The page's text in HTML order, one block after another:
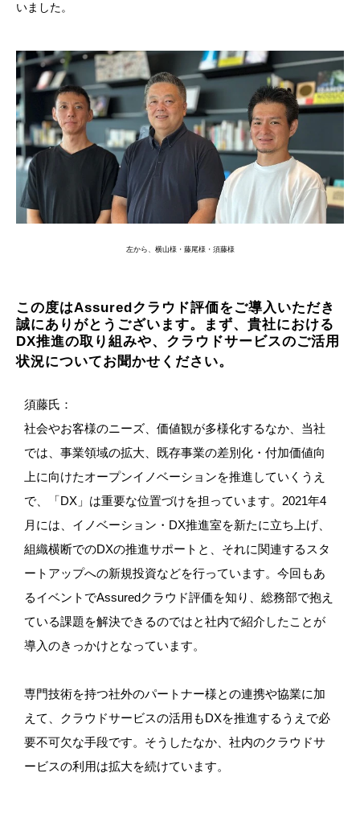
いました。
左から、横山様・藤尾様・須藤様
この度はAssuredクラウド評価をご導入いただき
誠にありがとうございます。まず、貴社における
DX推進の取り組みや、クラウドサービスのご活用
状況についてお聞かせください。
須藤氏：
社会やお客様のニーズ、価値観が多様化するなか、当社
では、事業領域の拡大、既存事業の差別化・付加価値向
上に向けたオープンイノベーションを推進していくうえ
で、「DX」は重要な位置づけを担っています。2021年4
月には、イノベーション・DX推進室を新たに立ち上げ、
組織横断でのDXの推進サポートと、それに関連するスタ
ートアップへの新規投資などを行っています。今回もあ
るイベントでAssuredクラウド評価を知り、総務部で抱え
ている課題を解決できるのではと社内で紹介したことが
導入のきっかけとなっています。
専門技術を持つ社外のパートナー様との連携や協業に加
えて、クラウドサービスの活用もDXを推進するうえで必
要不可欠な手段です。そうしたなか、社内のクラウドサ
ービスの利用は拡大を続けています。